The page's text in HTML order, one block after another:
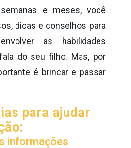
e meses, você
dicas e conselhos para
as habilidades
do seu filho. Mas, por
é brincar e passar
para ajudar
informações